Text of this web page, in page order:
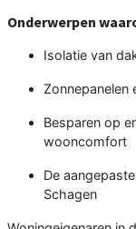
Onderwerpen
Isolatie van
Besparen op
wooncomfort
De
Schagen